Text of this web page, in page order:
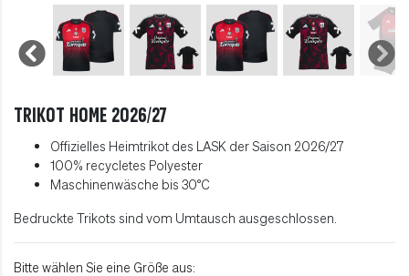
Trikot Home 2026/27
Offizielles Heimtrikot des LASK der Saison 2026/27
100% recycletes Polyester
Maschinenwäsche bis 30°C
Bedruckte Trikots sind vom Umtausch ausgeschlossen.
Bitte wählen Sie eine Größe aus: